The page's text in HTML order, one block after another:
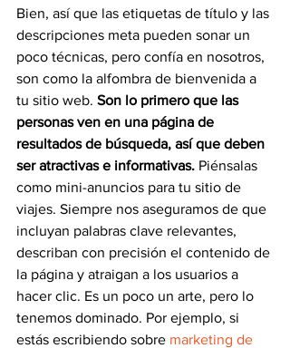
Bien, así que las etiquetas de título y las
descripciones meta pueden sonar un
poco técnicas, pero confía en nosotros,
son como la alfombra de bienvenida a
tu sitio web. Son lo primero que las
personas ven en una página de
resultados de búsqueda, así que deben
ser atractivas e informativas. Piénsalas
como mini-anuncios para tu sitio de
viajes. Siempre nos aseguramos de que
incluyan palabras clave relevantes,
describan con precisión el contenido de
la página y atraigan a los usuarios a
hacer clic. Es un poco un arte, pero lo
tenemos dominado. Por ejemplo, si
estás escribiendo sobre marketing de